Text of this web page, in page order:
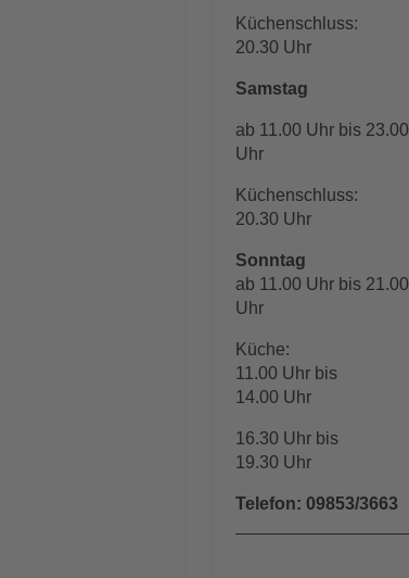
Küchenschluss:
20.30 Uhr
Samstag
ab 11.00 Uhr bis 23.00
Uhr
Küchenschluss:
20.30 Uhr
Sonntag
ab 11.00 Uhr bis 21.00
Uhr
Küche:
11.00 Uhr bis
14.00 Uhr
16.30 Uhr bis
19.30 Uhr
Telefon: 09853/3663